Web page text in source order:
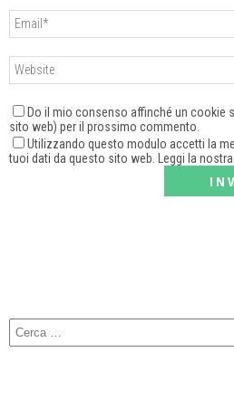
Do il mio consenso affinché un cookie
sito web) per il prossimo commento.
Utilizzando questo modulo accetti la
tuoi dati da questo sito web. Leggi la nostra